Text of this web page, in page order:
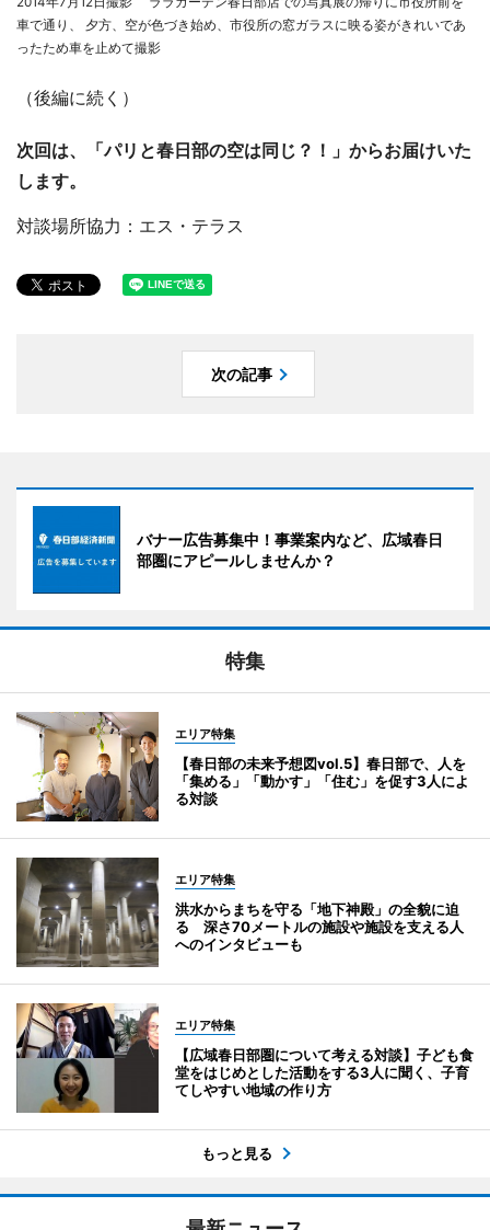
車で通り、 夕方、空が色づき始め、市役所の窓ガラスに映る姿がきれいであ
ったため車を止めて撮影
（後編に続く）
次回は、「パリと春日部の空は同じ？！」からお届けいた
します。
対談場所協力：エス・テラス
次の記事
バナー広告募集中！事業案内など、広域春日
部圏にアピールしませんか？
特集
エリア特集
【春日部の未来予想図vol.5】春日部で、人を
「集める」「動かす」「住む」を促す3人によ
る対談
エリア特集
洪水からまちを守る「地下神殿」の全貌に迫
る 深さ70メートルの施設や施設を支える人
へのインタビューも
エリア特集
【広域春日部圏について考える対談】子ども食
堂をはじめとした活動をする3人に聞く、子育
てしやすい地域の作り方
もっと見る